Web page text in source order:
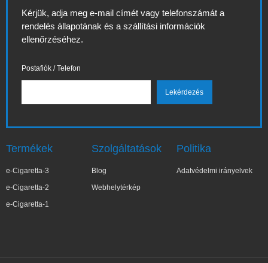
Kérjük, adja meg e-mail címét vagy telefonszámát a
rendelés állapotának és a szállítási információk
ellenőrzéséhez.
Postafiók / Telefon
Termékek
e-Cigaretta-3
e-Cigaretta-2
e-Cigaretta-1
Szolgáltatások
Blog
Webhelytérkép
Politika
Adatvédelmi irányelvek